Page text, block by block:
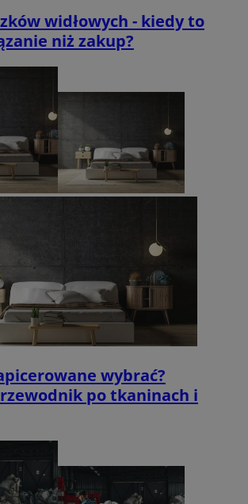
widłowych - kiedy to
niż zakup?
wybrać?
po tkaninach i